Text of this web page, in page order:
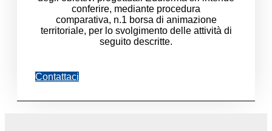
conferire, mediante procedura
comparativa, n.1 borsa di animazione
territoriale, per lo svolgimento delle attività di
seguito descritte.
Contattaci